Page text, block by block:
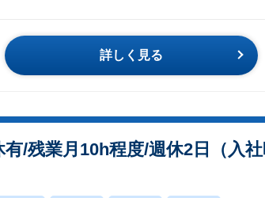
詳しく見る
/残業月10h程度/週休2日（入社